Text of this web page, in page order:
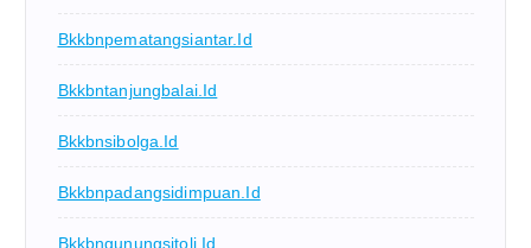
Bkkbnpematangsiantar.id
Bkkbntanjungbalai.id
Bkkbnsibolga.id
Bkkbnpadangsidimpuan.id
Bkkbngunungsitoli.id